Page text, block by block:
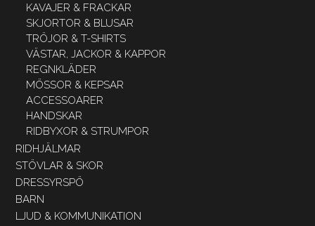
KAVAJER & FRACKAR
SKJORTOR & BLUSAR
TRÖJOR & T-SHIRTS
VÄSTAR, JACKOR & KAPPOR
REGNKLÄDER
MÖSSOR & KEPSAR
ACCESSOARER
HANDSKAR
RIDBYXOR & STRUMPOR
RIDHJÄLMAR
STÖVLAR & SKOR
DRESSYRSPÖ
BARN
LJUD & KOMMUNIKATION